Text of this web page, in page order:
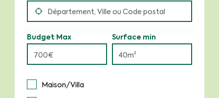
Budget Max Surface min
Maison/Villa